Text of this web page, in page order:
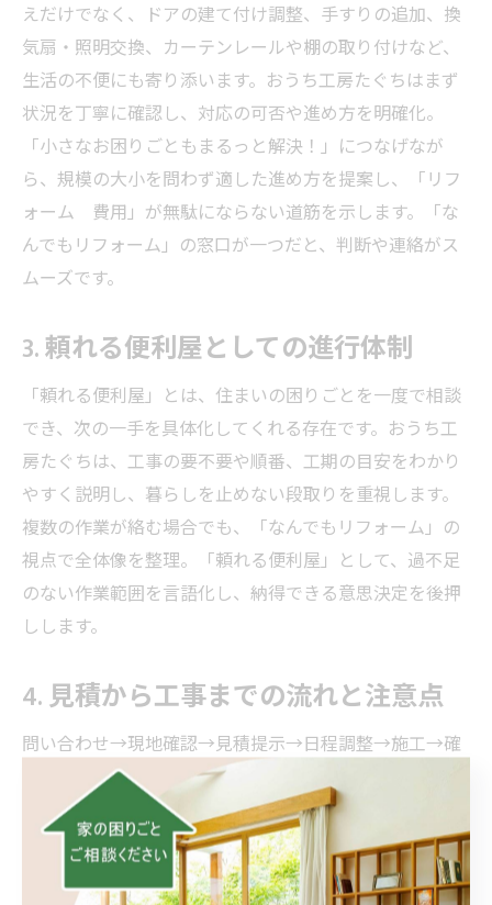
えだけでなく、ドアの建て付け調整、手すりの追加、換
気扇・照明交換、カーテンレールや棚の取り付けなど、
生活の不便にも寄り添います。おうち工房たぐちはまず
状況を丁寧に確認し、対応の可否や進め方を明確化。
「小さなお困りごともまるっと解決！」につなげなが
ら、規模の大小を問わず適した進め方を提案し、「リフ
ォーム 費用」が無駄にならない道筋を示します。「な
んでもリフォーム」の窓口が一つだと、判断や連絡がス
ムーズです。
3. 頼れる便利屋としての進行体制
「頼れる便利屋」とは、住まいの困りごとを一度で相談
でき、次の一手を具体化してくれる存在です。おうち工
房たぐちは、工事の要不要や順番、工期の目安をわかり
やすく説明し、暮らしを止めない段取りを重視します。
複数の作業が絡む場合でも、「なんでもリフォーム」の
視点で全体像を整理。「頼れる便利屋」として、過不足
のない作業範囲を言語化し、納得できる意思決定を後押
しします。
4. 見積から工事までの流れと注意点
問い合わせ→現地確認→見積提示→日程調整→施工→確
認、の順で進みます。見積時には、代替案や仕様違いの
比較案があると「リフォーム 費用」のバランス検討が
しやすいですね。工期や在庫状況で選べる製品が変わる
場合もあるため、「頼れる便利屋」としての視点で、優